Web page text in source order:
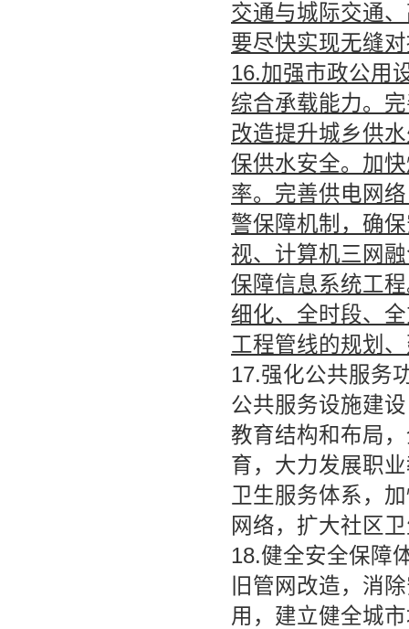
交通与城际交通
要尽快实现无缝
16.加强市政公用
综合承载能力。
改造提升城乡供
保供水安全。加
率。完善供电网
警保障机制，确
视、计算机三网
保障信息系统工
细化、全时段、
工程管线的规划
17.强化公共服务
公共服务设施建
教育结构和布局
育，大力发展职
卫生服务体系，
网络，扩大社区
18.健全安全保障
旧管网改造，消
用，建立健全城